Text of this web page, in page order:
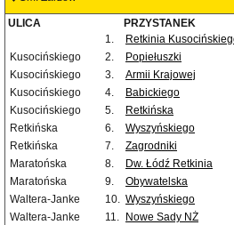
ULICA PRZYSTANEK
1.
Retkinia
Kusocińskiego
2. Popiełuszki
Kusocińskiego
3. Armii Krajowej
Kusocińskiego
4. Babickiego
Kusocińskiego
5. Retkińska
Retkińska
6. Wyszyńskiego
Retkińska
7. Zagrodniki
Maratońska
8. Dw. Łódź Retkinia
Maratońska
9. Obywatelska
Waltera-Janke
10. Wyszyńskiego
Waltera-Janke
11. Nowe Sady NŻ